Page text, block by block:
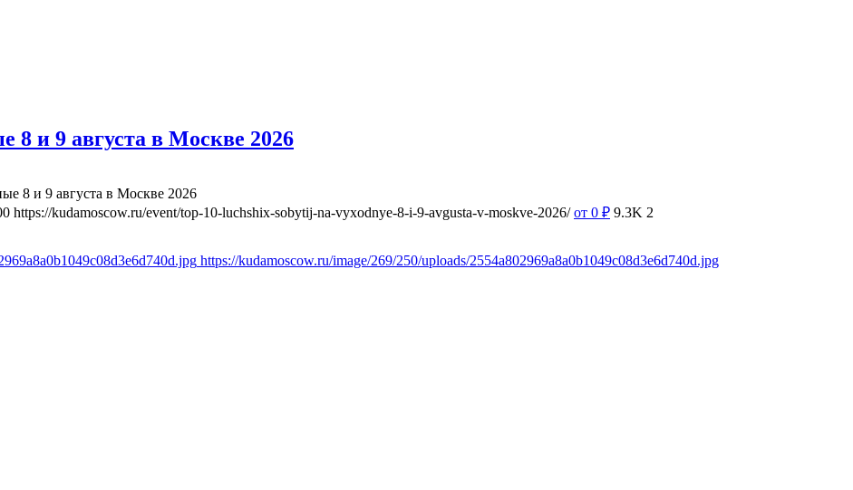
и 9 августа в Москве 2026
8 и 9 августа в Москве 2026
https://kudamoscow.ru/event/top-10-luchshix-sobytij-na-vyxodnye-8-i-9-avgusta-v-moskve-2026/ от 0 ₽ 9.3K 2
https://kudamoscow.ru/image/269/250/uploads/2554a802969a8a0b1049c08d3e6d740d.jpg